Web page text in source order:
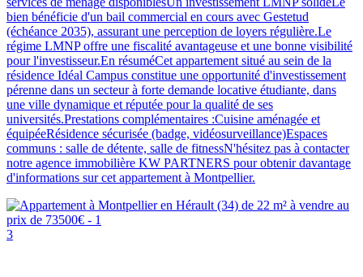
bien bénéficie d'un bail commercial en cours avec Gestetud
(échéance 2035), assurant une perception de loyers régulière.Le
régime LMNP offre une fiscalité avantageuse et une bonne visibilité
pour l'investisseur.En résuméCet appartement situé au sein de la
résidence Idéal Campus constitue une opportunité d'investissement
pérenne dans un secteur à forte demande locative étudiante, dans
une ville dynamique et réputée pour la qualité de ses
universités.Prestations complémentaires :Cuisine aménagée et
équipéeRésidence sécurisée (badge, vidéosurveillance)Espaces
communs : salle de détente, salle de fitnessN'hésitez pas à contacter
notre agence immobilière KW PARTNERS pour obtenir davantage
d'informations sur cet appartement à Montpellier.
3